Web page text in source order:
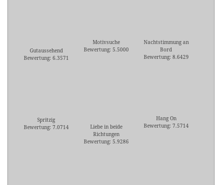
Gutaussehend
Bewertung: 6.3571
Motivsuche
Bewertung: 5.5000
Nachtstimmung an
Bord
Bewertung: 8.6429
Spritzig
Bewertung: 7.0714
Liebe in beide
Richtungen
Bewertung: 5.9286
Hang On
Bewertung: 7.5714